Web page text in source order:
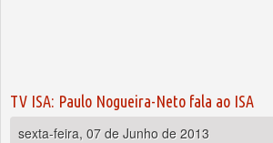
TV ISA: Paulo Nogueira-Neto fala ao ISA
sexta-feira, 07 de Junho de 2013